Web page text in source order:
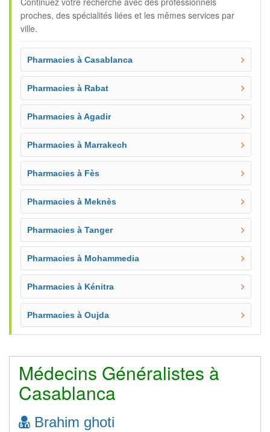
proches, des spécialités liées et les mêmes services par
ville.
Pharmacies à Casablanca
Pharmacies à Rabat
Pharmacies à Agadir
Pharmacies à Marrakech
Pharmacies à Fès
Pharmacies à Meknès
Pharmacies à Tanger
Pharmacies à Mohammedia
Pharmacies à Kénitra
Pharmacies à Oujda
Médecins Généralistes à
Casablanca
Brahim ghoti